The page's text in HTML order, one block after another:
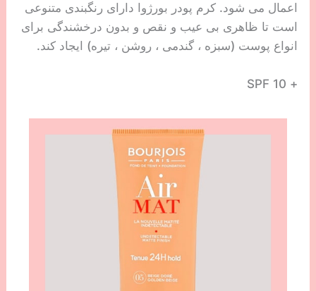
اعمال می شود. کرم پودر بورژوا دارای رنگبندی متنوعی
است تا ظاهری بی عیب و نقص و بدون درخشندگی برای
انواع پوست (سبزه ، گندمی ، روشن ، تیره) ایجاد کند.
+ SPF 10